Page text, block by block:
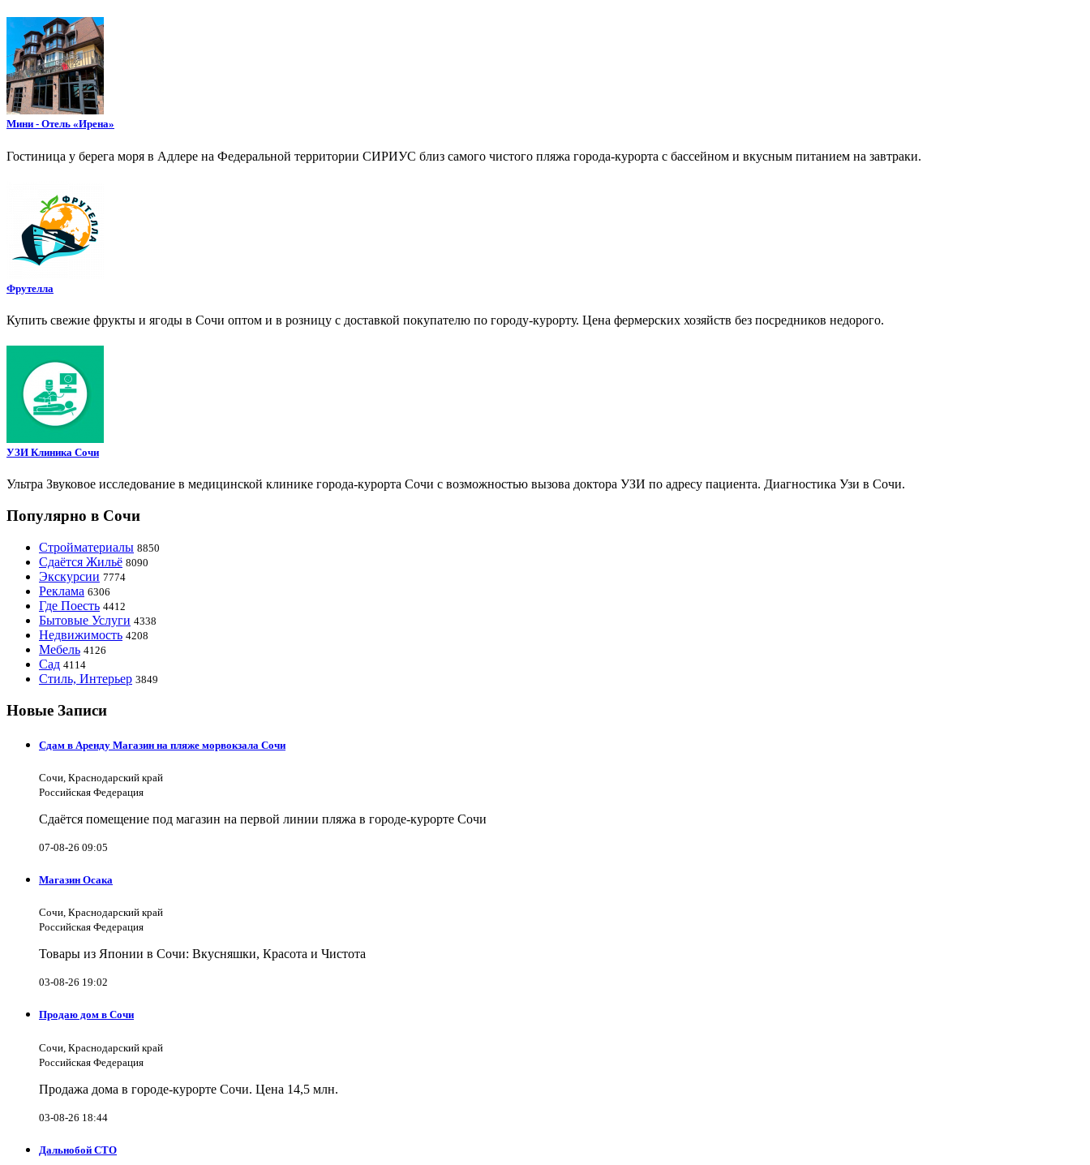
Мини - Отель «Ирена»
Гостиница у берега моря в Адлере на Федеральной территории СИРИУС близ самого чистого пляжа города-курорта с бассейном и вкусным питанием на завтраки.
Фрутелла
Купить свежие фрукты и ягоды в Сочи оптом и в розницу с доставкой покупателю по городу-курорту. Цена фермерских хозяйств без посредников недорого.
УЗИ Клиника Сочи
Ультра Звуковое исследование в медицинской клинике города-курорта Сочи с возможностью вызова доктора УЗИ по адресу пациента. Диагностика Узи в Сочи.
Популярно в Сочи
Стройматериалы 8850
Сдаётся Жильё 8090
Экскурсии 7774
Реклама 6306
Где Поесть 4412
Бытовые Услуги 4338
Недвижимость 4208
Мебель 4126
Сад 4114
Стиль, Интерьер 3849
Новые Записи
Сдам в Аренду Магазин на пляже морвокзала Сочи
Сочи, Краснодарский край
Российская Федерация
Сдаётся помещение под магазин на первой линии пляжа в городе-курорте Сочи
07-08-26 09:05
Магазин Осака
Сочи, Краснодарский край
Российская Федерация
Товары из Японии в Сочи: Вкусняшки, Красота и Чистота
03-08-26 19:02
Продаю дом в Сочи
Сочи, Краснодарский край
Российская Федерация
Продажа дома в городе-курорте Сочи. Цена 14,5 млн.
03-08-26 18:44
Дальнобой СТО